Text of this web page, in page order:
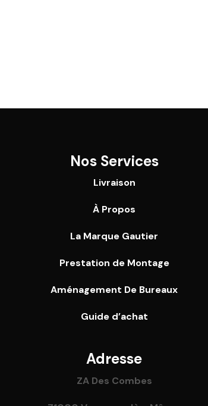
Nos Services
Livraison
À Propos
La Marque Gautier
Prestation de Montage
Aménagement De Bureaux
Guide d’achat
Adresse
ZA Des Combes